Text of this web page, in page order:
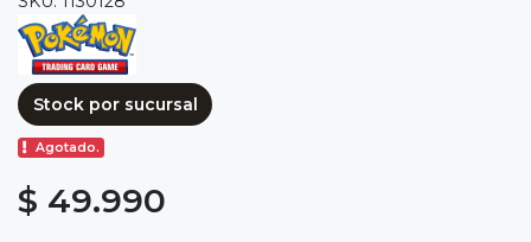
Stock por sucursal
Agotado.
$ 49.990